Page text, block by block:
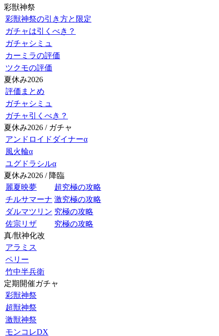
彩獣神祭
彩獣神祭の引き方と限定
ガチャは引くべき？
ガチャシミュ
カーミラの評価
ツクモの評価
夏休み2026
評価まとめ
ガチャシミュ
ガチャ引くべき？
夏休み2026 / ガチャ
アンドロイドダイナーα
風火輪α
ユグドラシルα
夏休み2026 / 降臨
麗夏映夢
超究極の攻略
チルサマーナ 激究極の攻略
ダルマツリン 究極の攻略
佐宗リザ
究極の攻略
真/獣神化改
アラミス
ペリー
竹中半兵衛
定期開催ガチャ
彩獣神祭
超獣神祭
激獣神祭
モンコレDX